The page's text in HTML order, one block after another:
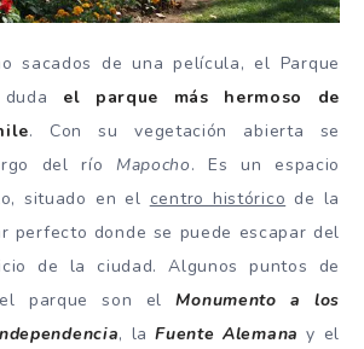
sacados de una película, el Parque
el parque más hermoso de
. Con su vegetación abierta se
del río Mapocho. Es un espacio
situado en el centro histórico de la
perfecto donde se puede escapar del
de la ciudad. Algunos puntos de
parque son elMonumento a los
, laFuente Alemana y el